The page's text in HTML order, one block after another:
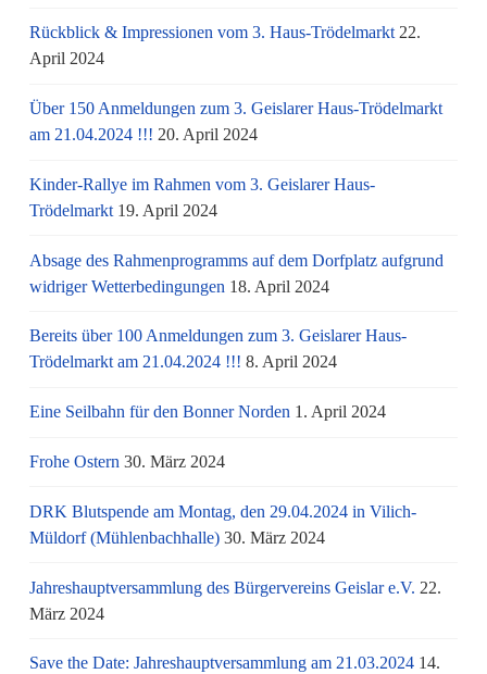
Rückblick & Impressionen vom 3. Haus-Trödelmarkt 22.
April 2024
Über 150 Anmeldungen zum 3. Geislarer Haus-Trödelmarkt
am 21.04.2024 !!! 20. April 2024
Kinder-Rallye im Rahmen vom 3. Geislarer Haus-
Trödelmarkt 19. April 2024
Absage des Rahmenprogramms auf dem Dorfplatz aufgrund
widriger Wetterbedingungen 18. April 2024
Bereits über 100 Anmeldungen zum 3. Geislarer Haus-
Trödelmarkt am 21.04.2024 !!! 8. April 2024
Eine Seilbahn für den Bonner Norden 1. April 2024
Frohe Ostern 30. März 2024
DRK Blutspende am Montag, den 29.04.2024 in Vilich-
Müldorf (Mühlenbachhalle) 30. März 2024
Jahreshauptversammlung des Bürgervereins Geislar e.V. 22.
März 2024
Save the Date: Jahreshauptversammlung am 21.03.2024 14.